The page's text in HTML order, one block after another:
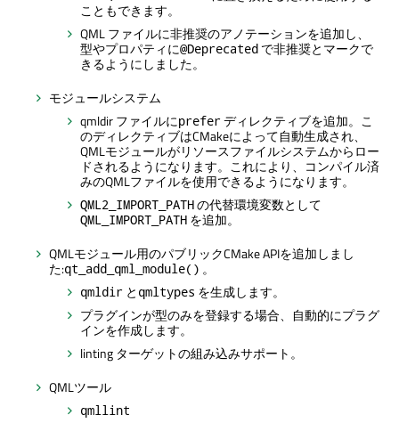
こともできます。
QML ファイルに非推奨のアノテーションを追加し、
型やプロパティに@Deprecated で非推奨とマークで
きるようにしました。
モジュールシステム
qmldir ファイルにpreferディレクティブを追加。こ
のディレクティブはCMakeによって自動生成され、
QMLモジュールがリソースファイルシステムからロー
ドされるようになります。これにより、コンパイル済
みのQMLファイルを使用できるようになります。
QML2_IMPORT_PATHの代替環境変数として
QML_IMPORT_PATH を追加。
QMLモジュール用のパブリックCMake APIを追加しまし
た:qt_add_qml_module() 。
qmldir と qmltypes を生成します。
プラグインが型のみを登録する場合、自動的にプラグ
インを作成します。
linting ターゲットの組み込みサポート。
QMLツール
qmllint